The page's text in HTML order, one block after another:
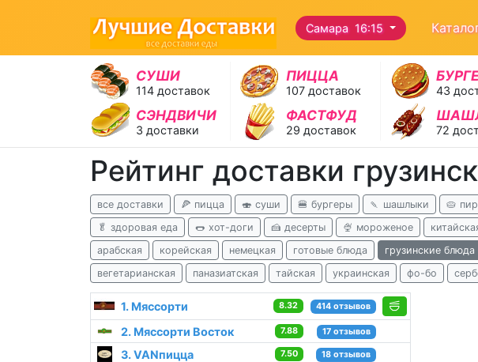
Самара 16:15
СУШИ
114 доставок
ПИЦЦА
107 доставок 43
СЭНДВИЧИ
3 доставки
ФАСТФУД
29 доставок 72
Рейтинг доставки
все доставки 🍕 пицца 🍣 суши 🍔 бургеры 🍡 шашлыки 🥧
🥬 здоровая еда
🌭 хот-доги 🍰 десерты 🍨 мороженое
арабская
корейская немецкая готовые блюда грузинские блюда
вегетарианская
паназиатская тайская украинская фо-бо
1. Мяссорти 8.32 414 отзывов
2. Мяссорти Восток 7.88 17 отзывов
3. VANпицца 7.50 18 отзывов